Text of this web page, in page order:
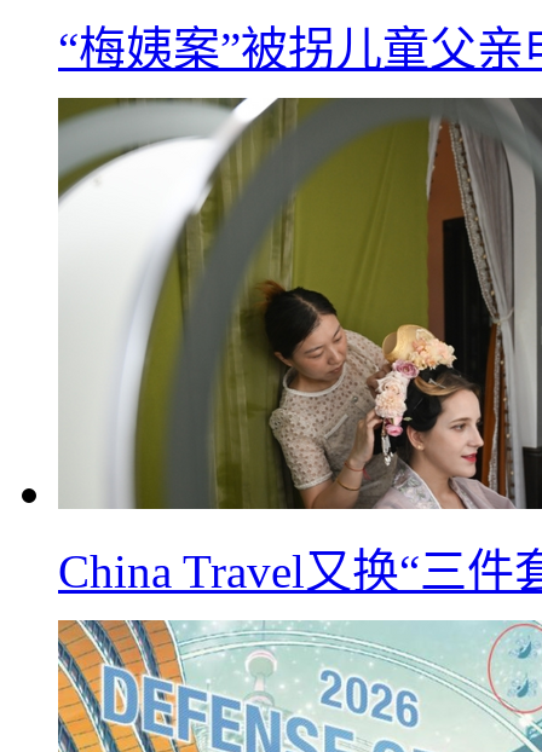
“梅姨案”被拐儿童父
China Travel又换“三